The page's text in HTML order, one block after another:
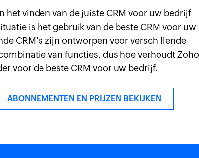
het vinden van de juiste CRM voor uw bedrijf
is het gebruik van de beste CRM voor uw
CRM's zijn ontworpen voor verschillende
van functies, dus hoe verhoudt Zoho
voor de beste CRM voor uw bedrijf.
ABONNEMENTEN EN PRIJZEN BEKIJKEN